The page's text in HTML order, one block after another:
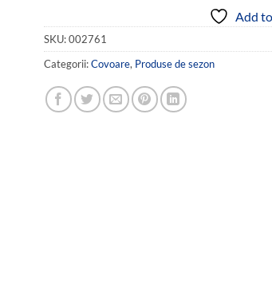
Add
SKU:002761
Categorii:Covoare, Produse de sezon